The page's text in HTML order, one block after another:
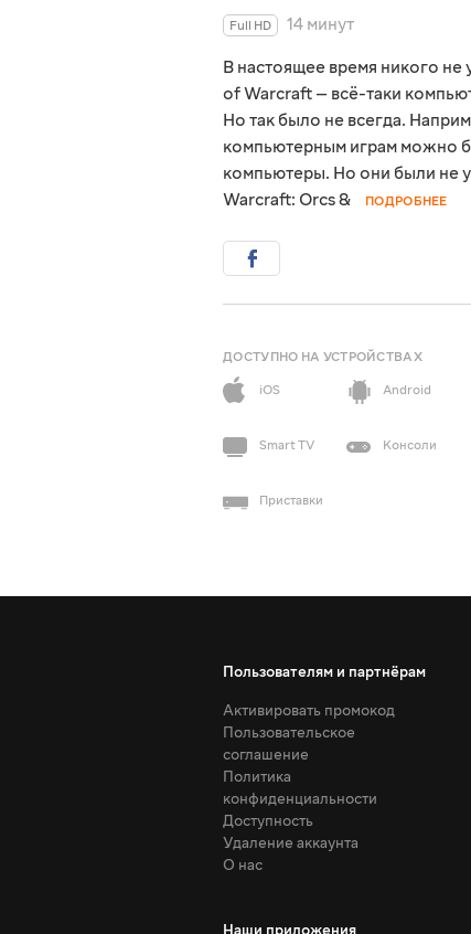
Full HD
14 минут
В настоящее время никого
of Warcraft — всё-таки
Но так было не всегда.
компьютерным играм можно
компьютеры. Но они были не у
Warcraft: Orcs &
ПОДРОБНЕЕ
ДОСТУПНО НА УСТРОЙСТВАХ
iOS
Android
Smart TV Консоли
Приставки
Пользователям и партнёрам
Активировать промокод
Пользовательское
соглашение
Политика
конфиденциальности
Доступность
Удаление аккаунта
О нас